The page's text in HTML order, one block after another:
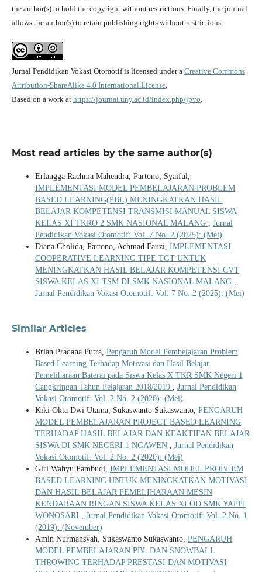
the author(s) to hold the copyright without restrictions. Finally, the journal
allows the author(s) to retain publishing rights without restrictions
Jurnal Pendidikan Vokasi Otomotif is licensed under a Creative Commons
Attribution-ShareAlike 4.0 International License.
Based on a work at https://journal.uny.ac.id/index.php/jpvo.
Most read articles by the same author(s)
Erlangga Rachma Mahendra, Partono, Syaiful,
IMPLEMENTASI MODEL PEMBELAJARAN PROBLEM
BASED LEARNING(PBL) MENINGKATKAN HASIL
BELAJAR KOMPETENSI TRANSMISI MANUAL SISWA
KELAS XI TKRO 2 SMK NASIONAL MALANG , Jurnal
Pendidikan Vokasi Otomotif: Vol. 7 No. 2 (2025): (Mei)
Diana Cholida, Partono, Achmad Fauzi, IMPLEMENTASI
COOPERATIVE LEARNING TIPE TGT UNTUK
MENINGKATKAN HASIL BELAJAR KOMPETENSI CVT
SISWA KELAS XI TSM DI SMK NASIONAL MALANG ,
Jurnal Pendidikan Vokasi Otomotif: Vol. 7 No. 2 (2025): (Mei)
Similar Articles
Brian Pradana Putra, Pengaruh Model Pembelajaran Problem
Based Learning Terhadap Motivasi dan Hasil Belajar
Pemeliharaan Baterai pada Siswa Kelas X TKR SMK Negeri 1
Cangkringan Tahun Pelajaran 2018/2019 , Jurnal Pendidikan
Vokasi Otomotif: Vol. 2 No. 2 (2020): (Mei)
Kiki Okta Dwi Utama, Sukaswanto Sukaswanto, PENGARUH
MODEL PEMBELAJARAN PROJECT BASED LEARNING
TERHADAP HASIL BELAJAR DAN KEAKTIFAN BELAJAR
SISWA DI SMK NEGERI 1 NGAWEN , Jurnal Pendidikan
Vokasi Otomotif: Vol. 2 No. 2 (2020): (Mei)
Giri Wahyu Pambudi, IMPLEMENTASI MODEL PROBLEM
BASED LEARNING UNTUK MENINGKATKAN MOTIVASI
DAN HASIL BELAJAR PEMELIHARAAN MESIN
KENDARAAN RINGAN SISWA KELAS XI OD SMK YAPPI
WONOSARI , Jurnal Pendidikan Vokasi Otomotif: Vol. 2 No. 1
(2019): (November)
Amin Nurmansyah, Sukaswanto Sukaswanto, PENGARUH
MODEL PEMBELAJARAN PBL DAN SNOWBALL
THROWING TERHADAP PRESTASI DAN MOTIVASI